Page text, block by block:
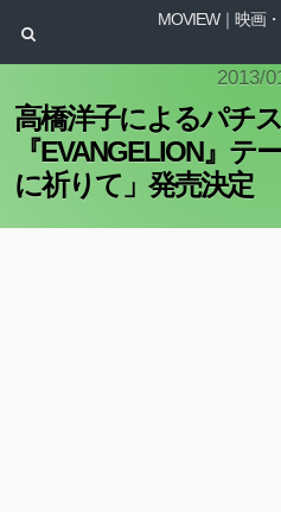
MOVIEW｜映画
2013/
高橋洋子によるパチ
『EVANGELION』テ
に祈りて」発売決定